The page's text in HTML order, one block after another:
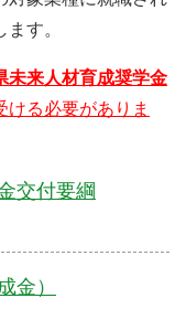
す。
未来人材育成奨学金
ける必要がありま
交付要綱
金）